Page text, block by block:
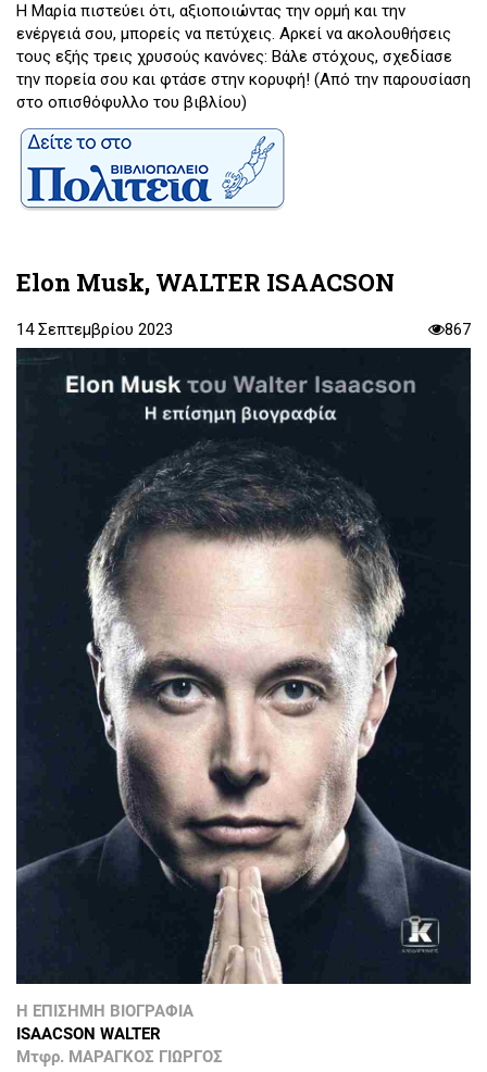
Η Μαρία πιστεύει ότι, αξιοποιώντας την ορμή και την
ενέργειά σου, μπορείς να πετύχεις. Αρκεί να ακολουθήσεις
τους εξής τρεις χρυσούς κανόνες: Βάλε στόχους, σχεδίασε
την πορεία σου και φτάσε στην κορυφή! (Από την παρουσίαση
στο οπισθόφυλλο του βιβλίου)
Elon Musk, WALTER ISAACSON
14 Σεπτεμβρίου 2023 867
Η ΕΠΙΣΗΜΗ ΒΙΟΓΡΑΦΙΑ
ISAACSON WALTER
Μτφρ. ΜΑΡΑΓΚΟΣ ΓΙΩΡΓΟΣ